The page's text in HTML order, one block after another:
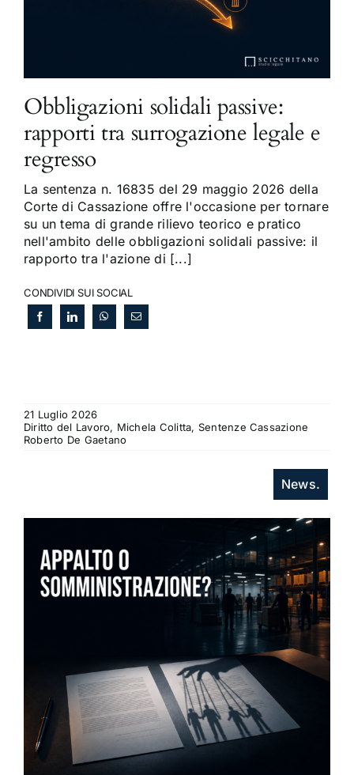
Obbligazioni solidali passive:
rapporti tra surrogazione legale e
regresso
La sentenza n. 16835 del 29 maggio 2026 della
Corte di Cassazione offre l'occasione per tornare
su un tema di grande rilievo teorico e pratico
nell'ambito delle obbligazioni solidali passive: il
rapporto tra l'azione di [...]
CONDIVIDI SUI SOCIAL
21 Luglio 2026
Diritto del Lavoro, Michela Colitta, Sentenze Cassazione
Roberto De Gaetano
News.